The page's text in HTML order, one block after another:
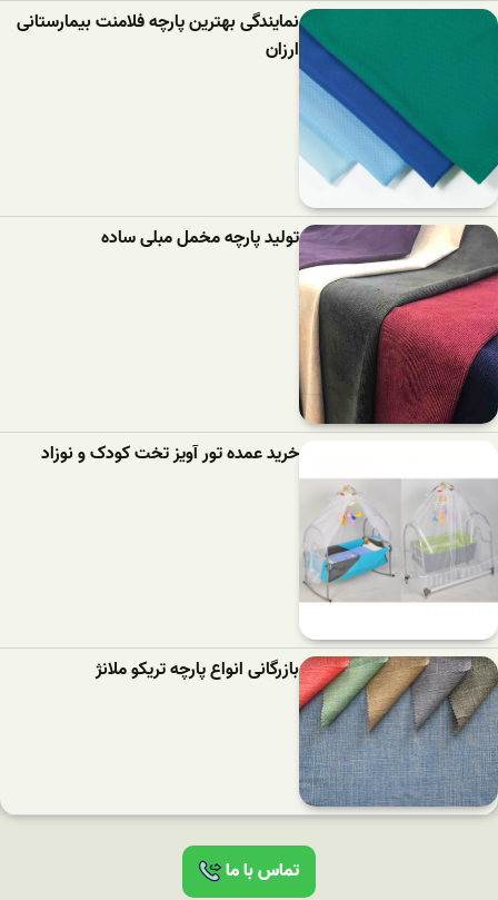
نمایندگی بهترین پارچه فلامنت بیمارستانی
ارزان
تولید پارچه مخمل مبلی ساده
خرید عمده تور آویز تخت کودک و نوزاد
بازرگانی انواع پارچه تریکو ملانژ
تماس با ما